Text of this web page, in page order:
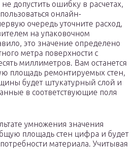
допустить ошибку в расчетах,
онлайн-
очередь уточните расход,
на упаковочном
это значение определено
метра поверхности с
миллиметров. Вам останется
площадь ремонтируемых стен,
будет штукатурный слой и
в соответствующие поля
умножения значения
площадь стен цифра и будет
материала. Учитывая